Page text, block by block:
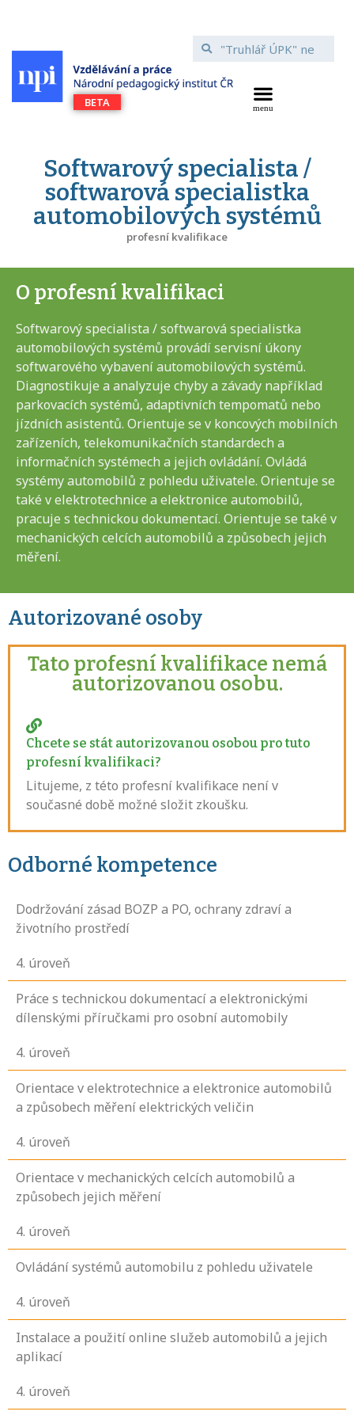
Softwarový specialista /
softwarová specialistka
automobilových systémů
profesní kvalifikace
O profesní kvalifikaci
Softwarový specialista / softwarová specialistka
automobilových systémů provádí servisní úkony
softwarového vybavení automobilových systémů.
Diagnostikuje a analyzuje chyby a závady například
parkovacích systémů, adaptivních tempomatů nebo
jízdních asistentů. Orientuje se v koncových mobilních
zařízeních, telekomunikačních standardech a
informačních systémech a jejich ovládání. Ovládá
systémy automobilů z pohledu uživatele. Orientuje se
také v elektrotechnice a elektronice automobilů,
pracuje s technickou dokumentací. Orientuje se také v
mechanických celcích automobilů a způsobech jejich
měření.
Autorizované osoby
Tato profesní kvalifikace nemá
autorizovanou osobu.
Chcete se stát autorizovanou osobou pro tuto
profesní kvalifikaci?
Litujeme, z této profesní kvalifikace není v
současné době možné složit zkoušku.
Odborné kompetence
Dodržování zásad BOZP a PO, ochrany zdraví a
životního prostředí
4. úroveň
Práce s technickou dokumentací a elektronickými
dílenskými příručkami pro osobní automobily
4. úroveň
Orientace v elektrotechnice a elektronice automobilů
a způsobech měření elektrických veličin
4. úroveň
Orientace v mechanických celcích automobilů a
způsobech jejich měření
4. úroveň
Ovládání systémů automobilu z pohledu uživatele
4. úroveň
Instalace a použití online služeb automobilů a jejich
aplikací
4. úroveň